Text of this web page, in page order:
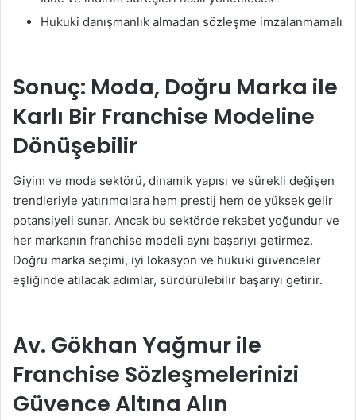
Hukuki danışmanlık almadan sözleşme imzalanmamalı
Sonuç: Moda, Doğru Marka ile
Karlı Bir Franchise Modeline
Dönüşebilir
Giyim ve moda sektörü, dinamik yapısı ve sürekli değişen
trendleriyle yatırımcılara hem prestij hem de yüksek gelir
potansiyeli sunar. Ancak bu sektörde rekabet yoğundur ve
her markanın franchise modeli aynı başarıyı getirmez.
Doğru marka seçimi, iyi lokasyon ve hukuki güvenceler
eşliğinde atılacak adımlar, sürdürülebilir başarıyı getirir.
Av. Gökhan Yağmur ile
Franchise Sözleşmelerinizi
Güvence Altına Alın